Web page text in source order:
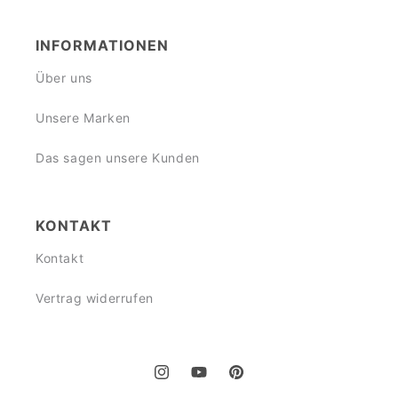
INFORMATIONEN
Über uns
Unsere Marken
Das sagen unsere Kunden
KONTAKT
Kontakt
Vertrag widerrufen
InstagramYouTubePinterest